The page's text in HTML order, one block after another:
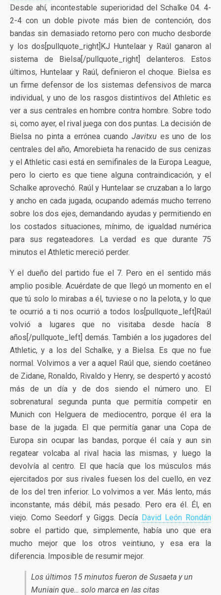
Desde ahí, incontestable superioridad del Schalke 04. 4-
2-4 con un doble pivote más bien de contención, dos
bandas sin demasiado retorno pero con mucho desborde
y los dos[pullquote_right]KJ Huntelaar y Raúl ganaron al
sistema de Bielsa[/pullquote_right] delanteros. Estos
últimos, Huntelaar y Raúl, definieron el choque. Bielsa es
un firme defensor de los sistemas defensivos de marca
individual, y uno de los rasgos distintivos del Athletic es
ver a sus centrales en hombre contra hombre. Sobre todo
si, como ayer, el rival juega con dos puntas. La decisión de
Bielsa no pinta a errónea cuando Javitxu es uno de los
centrales del año, Amorebieta ha renacido de sus cenizas
y el Athletic casi está en semifinales de la Europa League,
pero lo cierto es que tiene alguna contraindicación, y el
Schalke aprovechó. Raúl y Huntelaar se cruzaban a lo largo
y ancho en cada jugada, ocupando además mucho terreno
sobre los dos ejes, demandando ayudas y permitiendo en
los costados situaciones, mínimo, de igualdad numérica
para sus regateadores. La verdad es que durante 75
minutos el Athletic mereció perder.
Y el dueño del partido fue el 7. Pero en el sentido más
amplio posible. Acuérdate de que llegó un momento en el
que tú solo lo mirabas a él, tuviese o no la pelota, y lo que
te ocurrió a ti nos ocurrió a todos los[pullquote_left]Raúl
volvió a lugares que no visitaba desde hacía 8
años[/pullquote_left] demás. También a los jugadores del
Athletic, y a los del Schalke, y a Bielsa. Es que no fue
normal. Volvimos a ver a aquel Raúl que, siendo coetáneo
de Zidane, Ronaldo, Rivaldo y Henry, se despertó y acostó
más de un día y de dos siendo el número uno. El
sobrenatural segunda punta que permitía competir en
Munich con Helguera de mediocentro, porque él era la
base de la jugada. El que permitía ganar una Copa de
Europa sin ocupar las bandas, porque él caía y aun sin
regatear volcaba al rival hacia las mismas, y luego la
devolvía al centro. El que hacía que los músculos más
ejercitados por sus rivales fuesen los del cuello, en vez
de los del tren inferior. Lo volvimos a ver. Más lento, más
inconstante, más débil, más pesado. Pero era él. Él, en
viejo. Como Seedorf y Giggs. Decía David León Rondán
sobre el partido que, simplemente, había uno que era
mucho mejor que los otros veintiuno, y esa era la
diferencia. Imposible de resumir mejor.
Los últimos 15 minutos fueron de Susaeta y un
Muniain que… solo marca en las citas